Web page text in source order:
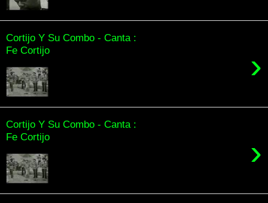
Cortijo Y Su Combo - Canta :
Fe Cortijo
›
Cortijo Y Su Combo - Canta :
Fe Cortijo
›